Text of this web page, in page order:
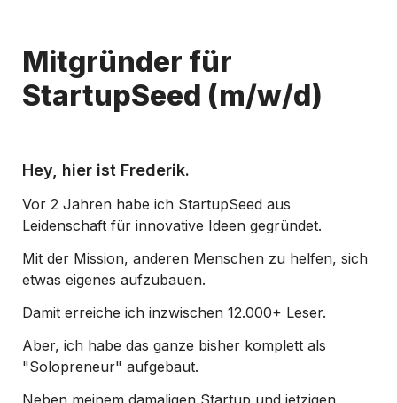
Mitgründer für
StartupSeed (m/w/d)
Hey, hier ist Frederik.
Vor 2 Jahren habe ich StartupSeed aus
Leidenschaft für innovative Ideen gegründet.
Mit der Mission, anderen Menschen zu helfen, sich
etwas eigenes aufzubauen.
Damit erreiche ich inzwischen 12.000+ Leser.
Aber, ich habe das ganze bisher komplett als
"Solopreneur" aufgebaut.
Neben meinem damaligen Startup und jetzigen